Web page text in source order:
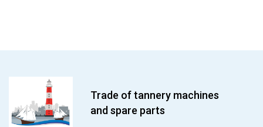
Trade of tannery machines
and spare parts